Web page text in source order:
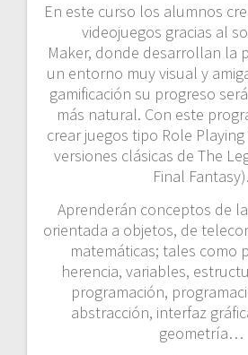
En este curso los alumnos
videojuegos gracias al
Maker, donde desarrollan la
un entorno muy visual y
gamificación su progreso
más natural. Con este
crear juegos tipo Role
versiones clásicas de The
Final Fantasy).
Aprenderán conceptos de
orientada a objetos, de
matemáticas; tales como
herencia, variables,
programación,
abstracción, interfaz
geometría…